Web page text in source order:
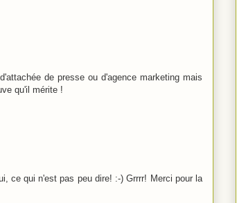
de presse ou d'agence marketing mais
qu'il mérite !
ce qui n'est pas peu dire! :-) Grrrr! Merci pour la